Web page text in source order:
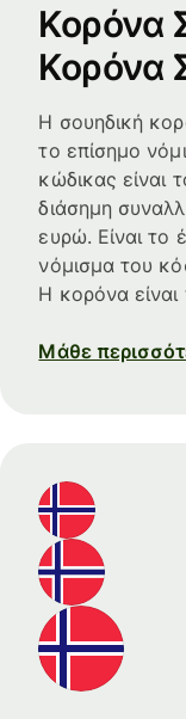
Κορόνα
Κορόνα
Η σουηδική
το επίσημο
κώδικας είναι
διάσημη
ευρώ. Είναι το
νόμισμα του
Η κορόνα
Μάθε